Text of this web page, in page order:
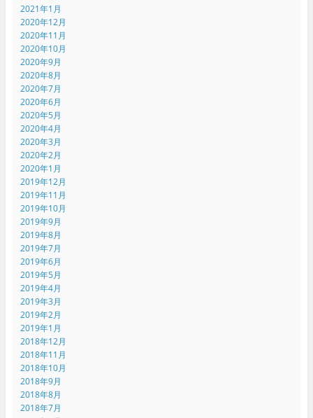
2021年1月
2020年12月
2020年11月
2020年10月
2020年9月
2020年8月
2020年7月
2020年6月
2020年5月
2020年4月
2020年3月
2020年2月
2020年1月
2019年12月
2019年11月
2019年10月
2019年9月
2019年8月
2019年7月
2019年6月
2019年5月
2019年4月
2019年3月
2019年2月
2019年1月
2018年12月
2018年11月
2018年10月
2018年9月
2018年8月
2018年7月